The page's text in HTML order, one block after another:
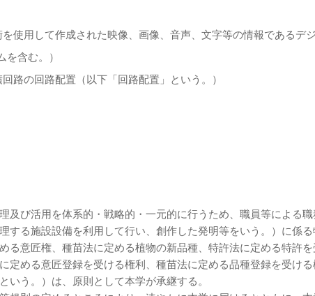
用して作成された映像、画像、音声、文字等の情報であるデ
含む。）
の回路配置（以下「回路配置」という。）
及び活用を体系的・戦略的・一元的に行うため、職員等による
する施設設備を利用して行い、創作した発明等をいう。）に係
る意匠権、種苗法に定める植物の新品種、特許法に定める特許
定める意匠登録を受ける権利、種苗法に定める品種登録を受け
いう。）は、原則として本学が承継する。